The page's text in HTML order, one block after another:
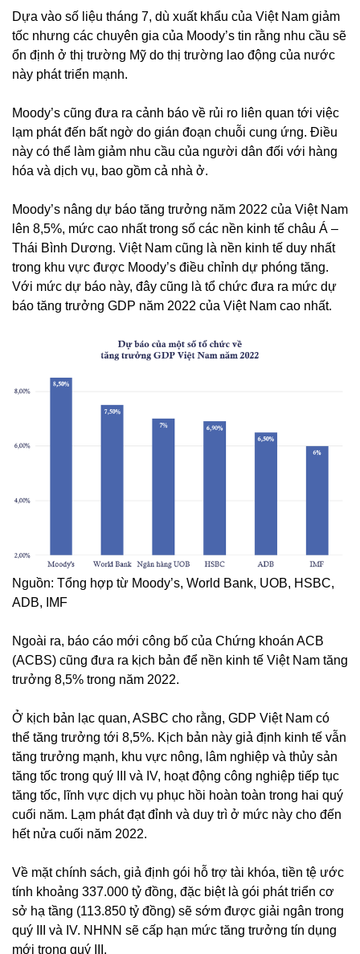
Dựa vào số liệu tháng 7, dù xuất khẩu của Việt Nam giảm
tốc nhưng các chuyên gia của Moody’s tin rằng nhu cầu sẽ
ổn định ở thị trường Mỹ do thị trường lao động của nước
này phát triển mạnh.
Moody’s cũng đưa ra cảnh báo về rủi ro liên quan tới việc
lạm phát đến bất ngờ do gián đoạn chuỗi cung ứng. Điều
này có thể làm giảm nhu cầu của người dân đối với hàng
hóa và dịch vụ, bao gồm cả nhà ở.
Moody’s nâng dự báo tăng trưởng năm 2022 của Việt Nam
lên 8,5%, mức cao nhất trong số các nền kinh tế châu Á –
Thái Bình Dương. Việt Nam cũng là nền kinh tế duy nhất
trong khu vực được Moody’s điều chỉnh dự phóng tăng.
Với mức dự báo này, đây cũng là tổ chức đưa ra mức dự
báo tăng trưởng GDP năm 2022 của Việt Nam cao nhất.
Nguồn: Tổng hợp từ Moody’s, World Bank, UOB, HSBC,
ADB, IMF
Ngoài ra, báo cáo mới công bố của Chứng khoán ACB
(ACBS) cũng đưa ra kịch bản để nền kinh tế Việt Nam tăng
trưởng 8,5% trong năm 2022.
Ở kịch bản lạc quan, ASBC cho rằng, GDP Việt Nam có
thể tăng trưởng tới 8,5%. Kịch bản này giả định kinh tế vẫn
tăng trưởng mạnh, khu vực nông, lâm nghiệp và thủy sản
tăng tốc trong quý III và IV, hoạt động công nghiệp tiếp tục
tăng tốc, lĩnh vực dịch vụ phục hồi hoàn toàn trong hai quý
cuối năm. Lạm phát đạt đỉnh và duy trì ở mức này cho đến
hết nửa cuối năm 2022.
Về mặt chính sách, giả định gói hỗ trợ tài khóa, tiền tệ ước
tính khoảng 337.000 tỷ đồng, đặc biệt là gói phát triển cơ
sở hạ tầng (113.850 tỷ đồng) sẽ sớm được giải ngân trong
quý III và IV. NHNN sẽ cấp hạn mức tăng trưởng tín dụng
mới trong quý III.